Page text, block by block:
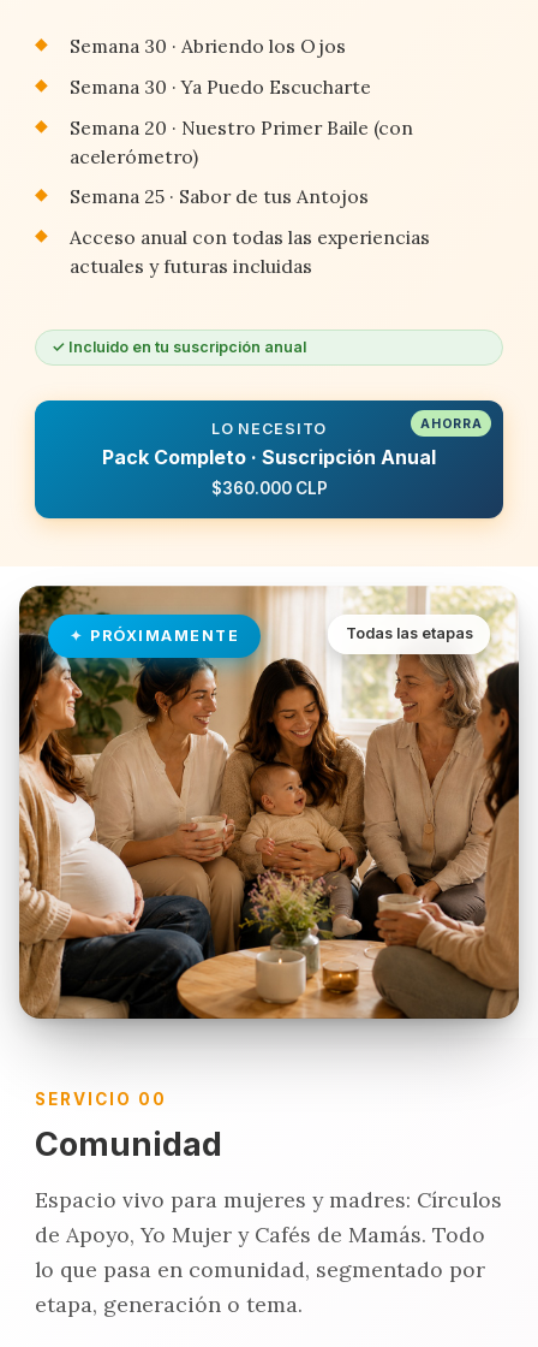
Semana 30 · Abriendo los Ojos
Semana 30 · Ya Puedo Escucharte
Semana 20 · Nuestro Primer Baile (con
acelerómetro)
Semana 25 · Sabor de tus Antojos
Acceso anual con todas las experiencias
actuales y futuras incluidas
✓ Incluido en tu suscripción anual
LO NECESITO
Pack Completo · Suscripción Anual
$360.000 CLP
PRÓXIMAMENTE Todas las etapas
SERVICIO 00
Comunidad
Espacio vivo para mujeres y madres: Círculos
de Apoyo, Yo Mujer y Cafés de Mamás. Todo
lo que pasa en comunidad, segmentado por
etapa, generación o tema.